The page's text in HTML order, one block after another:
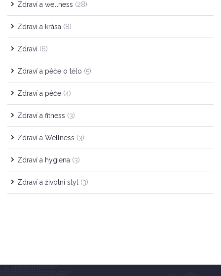
Zdraví a wellness (28)
Zdraví a krása (8)
Zdraví (6)
Zdraví a péče o tělo (5)
Zdraví a péče (4)
Zdraví a fitness (3)
Zdraví a Wellness (3)
Zdraví a hygiena (3)
Zdraví a životní styl (3)